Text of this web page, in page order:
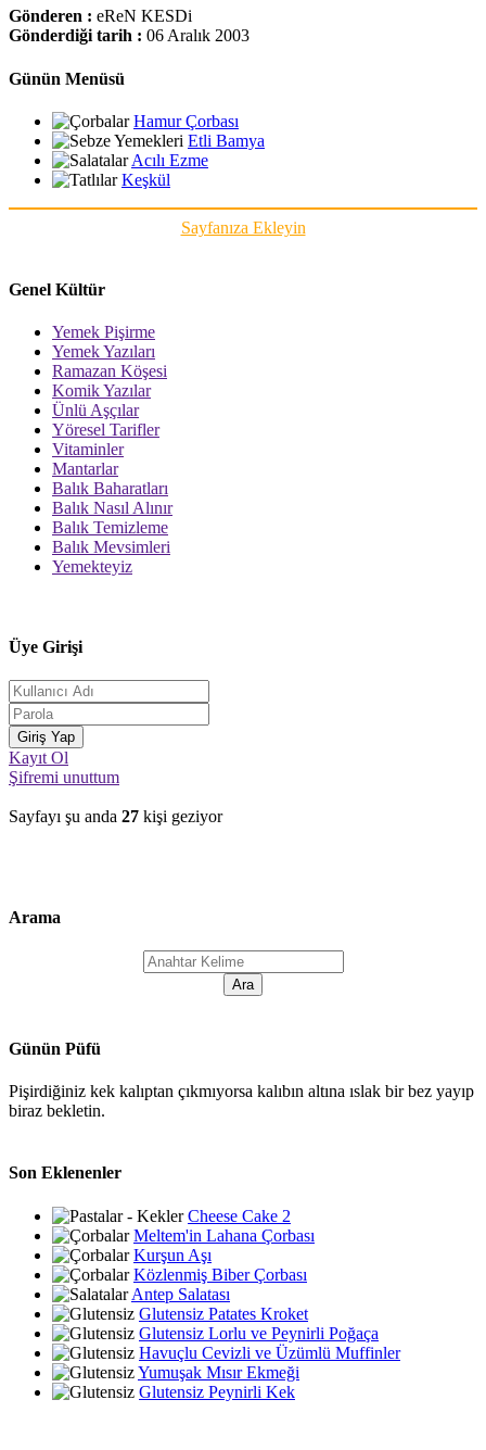
Gönderen : eReN KESDi
Gönderdiği tarih : 06 Aralık 2003
Günün Menüsü
Hamur Çorbası
Etli Bamya
Acılı Ezme
Keşkül
Sayfanıza Ekleyin
Genel Kültür
Yemek Pişirme
Yemek Yazıları
Ramazan Köşesi
Komik Yazılar
Ünlü Aşçılar
Yöresel Tarifler
Vitaminler
Mantarlar
Balık Baharatları
Balık Nasıl Alınır
Balık Temizleme
Balık Mevsimleri
Yemekteyiz
Üye Girişi
Kayıt Ol
Şifremi unuttum
Sayfayı şu anda 27 kişi geziyor
Arama
Günün Püfü
Pişirdiğiniz kek kalıptan çıkmıyorsa kalıbın altına ıslak bir bez yayıp
biraz bekletin.
Son Eklenenler
Cheese Cake 2
Meltem'in Lahana Çorbası
Kurşun Aşı
Közlenmiş Biber Çorbası
Antep Salatası
Glutensiz Patates Kroket
Glutensiz Lorlu ve Peynirli Poğaça
Havuçlu Cevizli ve Üzümlü Muffinler
Yumuşak Mısır Ekmeği
Glutensiz Peynirli Kek